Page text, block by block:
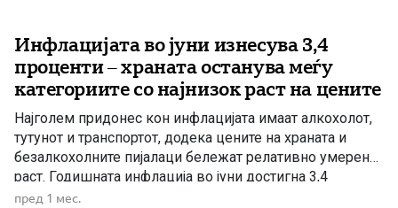
Инфлацијата во јуни изнесува 3,4
проценти – храната останува меѓу
категориите со најнизок раст на цените
Најголем придонес кон инфлацијата имаат алкохолот,
тутунот и транспортот, додека цените на храната и
безалкохолните пијалаци бележат релативно умерен
раст. Годишната инфлација во јуни достигна 3,4
проценти, покажуваат најновите податоци. Структурата
пред 1 мес.